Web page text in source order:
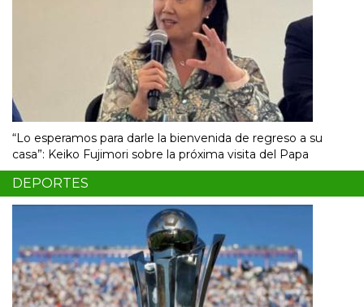
“Lo esperamos para darle la bienvenida de regreso a su
casa”: Keiko Fujimori sobre la próxima visita del Papa
DEPORTES